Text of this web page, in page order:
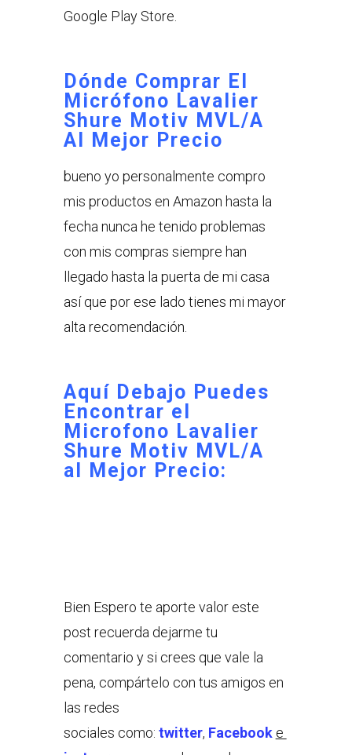
Google Play Store.
Dónde Comprar El
Micrófono Lavalier
Shure Motiv MVL/A
Al Mejor Precio
bueno yo personalmente compro
mis productos en Amazon hasta la
fecha nunca he tenido problemas
con mis compras siempre han
llegado hasta la puerta de mi casa
así que por ese lado tienes mi mayor
alta recomendación.
Aquí Debajo Puedes
Encontrar el
Microfono Lavalier
Shure Motiv MVL/A
al Mejor Precio:
Bien Espero te aporte valor este
post recuerda dejarme tu
comentario y si crees que vale la
pena, compártelo con tus amigos en
las redes
sociales como: twitter, Facebook e